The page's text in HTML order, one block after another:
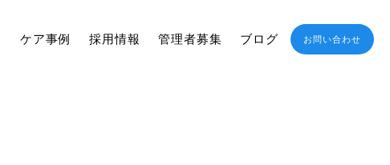
ケア事例 採用情報 管理者募集 ブログ お問い合わせ